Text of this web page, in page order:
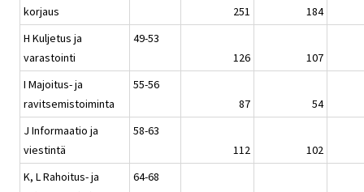
korjaus
251
184
H Kuljetus ja
varastointi
49-53
126
107
I Majoitus- ja
ravitsemistoiminta
55-56
87
54
J Informaatio ja
viestintä
58-63
112
102
K, L Rahoitus- ja
64-68